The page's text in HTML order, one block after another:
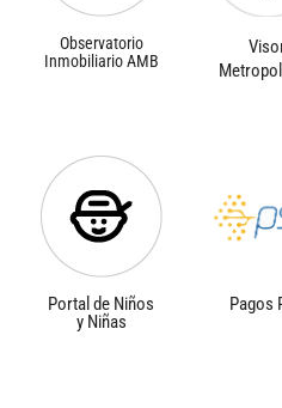
Observatorio
Inmobiliario AMB
Portal de Niños
y Niñas
Pagos